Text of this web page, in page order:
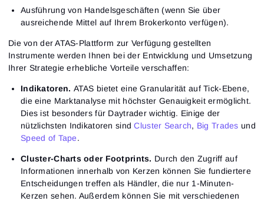
Ausführung von Handelsgeschäften (wenn Sie über
ausreichende Mittel auf Ihrem Brokerkonto verfügen).
Die von der ATAS-Plattform zur Verfügung gestellten
Instrumente werden Ihnen bei der Entwicklung und Umsetzung
Ihrer Strategie erhebliche Vorteile verschaffen:
Indikatoren. ATAS bietet eine Granularität auf Tick-Ebene,
die eine Marktanalyse mit höchster Genauigkeit ermöglicht.
Dies ist besonders für Daytrader wichtig. Einige der
nützlichsten Indikatoren sindCluster Search, Big Trades und
Speed of Tape.
Cluster-Charts oder Footprints. Durch den Zugriff auf
Informationen innerhalb von Kerzen können Sie fundiertere
Entscheidungen treffen als Händler, die nur 1-Minuten-
Kerzen sehen. Außerdem können Sie mit verschiedenen
Close
E-Mail-Adresse
Passwort
Passwort vergessen?
Anmelden
Passwort zurücksetzen
Gib deine E-Mail-Adresse ein, und wir schicken dir
einen Link, um ein neues Passwort zu erstellen.
E-Mail-Adresse
Passwort zurücksetzen
Registrierung
Email
Ich möchte Sonderangebote von ATAS erhalten
Ich akzeptiere die
Lesen Sie unsere Datenschutzerklärung
Registrieren